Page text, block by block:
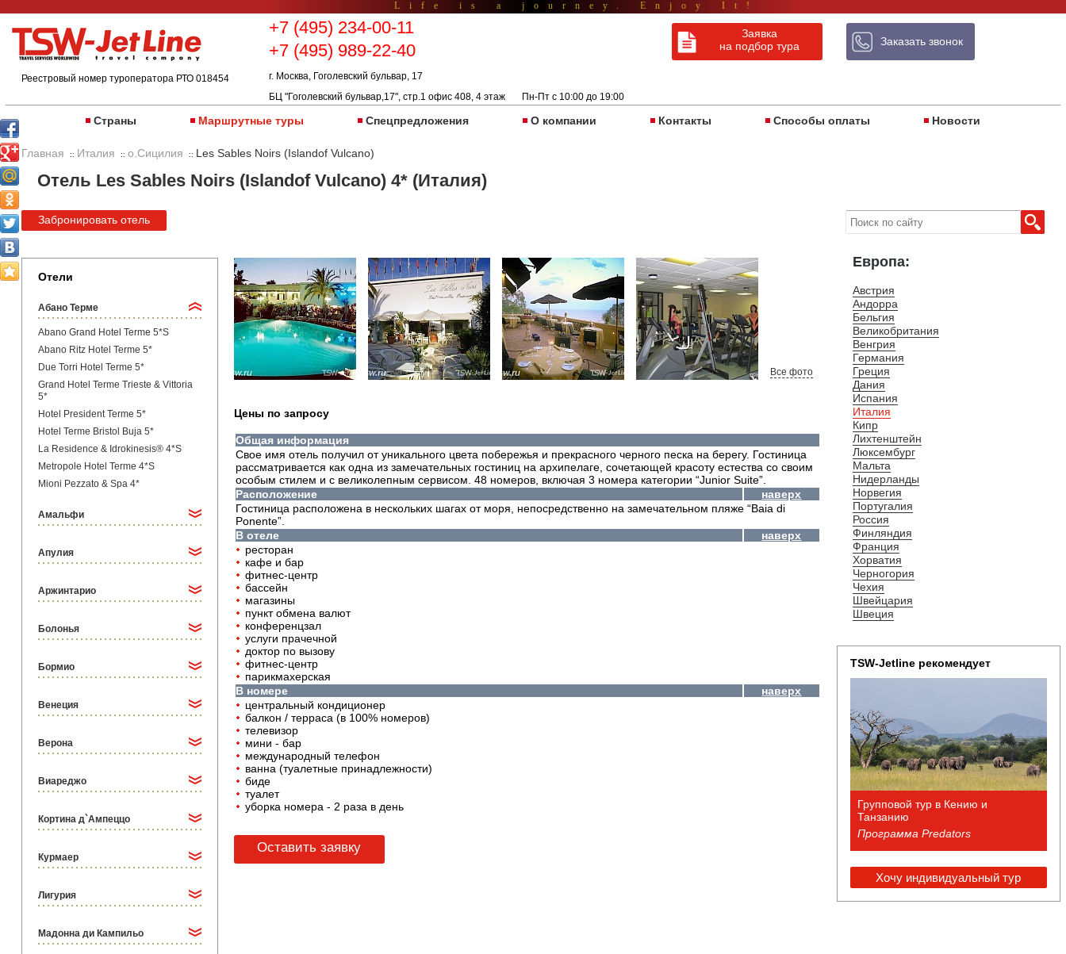
Life is a journey. Enjoy It!
Реестровый номер туроператора РТО 018454
+7 (495) 234-00-11
+7 (495) 989-22-40
г. Москва, Гоголевский бульвар, 17
БЦ "Гоголевский бульвар,17", стр.1 офис 408, 4 этаж Пн-Пт с 10:00 до 19:00
Заявка
на подбор тура
Заказать звонок
Страны Маршрутные туры Спецпредложения О компании Контакты Способы оплаты Новости
Главная :: Италия :: о.Сицилия :: Les Sables Noirs (Islandof Vulcano)
Отель Les Sables Noirs (Islandof Vulcano) 4* (Италия)
Забронировать отель
Отели
Абано Терме
Abano Grand Hotel Terme 5*S
Abano Ritz Hotel Terme 5*
Due Torri Hotel Terme 5*
Grand Hotel Terme Trieste & Vittoria
5*
Hotel President Terme 5*
Hotel Terme Bristol Buja 5*
La Residence & Idrokinesis® 4*S
Metropole Hotel Terme 4*S
Mioni Pezzato & Spa 4*
Амальфи
Апулия
Аржинтарио
Болонья
Бормио
Венеция
Верона
Виареджо
Кортина д`Ампеццо
Курмаер
Лигурия
Мадонна ди Кампильо
Все фото
Цены по запросу
Общая информация
Свое имя отель получил от уникального цвета побережья и прекрасного черного песка на берегу. Гостиница
рассматривается как одна из замечательных гостиниц на архипелаге, сочетающей красоту естества со своим
особым стилем и с великолепным сервисом. 48 номеров, включая 3 номера категории “Junior Suite”.
Расположение
наверх
Гостиница расположена в нескольких шагах от моря, непосредственно на замечательном пляже “Baia di
Ponente”.
В отеле
наверх
ресторан
кафе и бар
фитнес-центр
бассейн
магазины
пункт обмена валют
конференцзал
услуги прачечной
доктор по вызову
фитнес-центр
парикмахерская
В номере
наверх
центральный кондиционер
балкон / терраса (в 100% номеров)
телевизор
мини - бар
международный телефон
ванна (туалетные принадлежности)
биде
туалет
уборка номера - 2 раза в день
Оставить заявку
Европа:
Австрия
Андорра
Бельгия
Великобритания
Венгрия
Германия
Греция
Дания
Испания
Италия
Кипр
Лихтенштейн
Люксембург
Мальта
Нидерланды
Норвегия
Португалия
Россия
Финляндия
Франция
Хорватия
Черногория
Чехия
Швейцария
Швеция
TSW-Jetline рекомендует
Групповой тур в Кению и
Танзанию
Программа Predators
Хочу индивидуальный тур